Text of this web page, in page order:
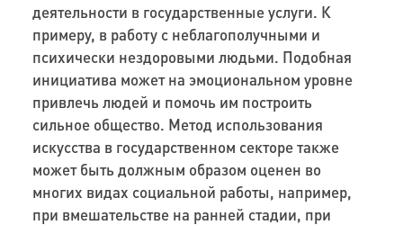
деятельности в государственные услуги. К
примеру, в работу с неблагополучными и
психически нездоровыми людьми. Подобная
инициатива может на эмоциональном уровне
привлечь людей и помочь им построить
сильное общество. Метод использования
искусства в государственном секторе также
может быть должным образом оценен во
многих видах социальной работы, например,
при вмешательстве на ранней стадии, при